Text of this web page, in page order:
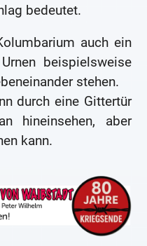
bedeutet.
auch ein
beispielsweise
stehen.
durch eine Gittertür
hineinsehen, aber
kann.